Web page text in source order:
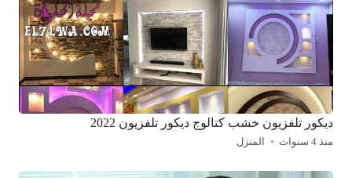
ديكور تلفزيون خشب كتالوج ديكور تلفزيون 2022
منذ 4 سنوات المنزل